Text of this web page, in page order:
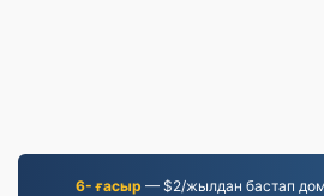
6- ғасыр — $2/жылдан бастап